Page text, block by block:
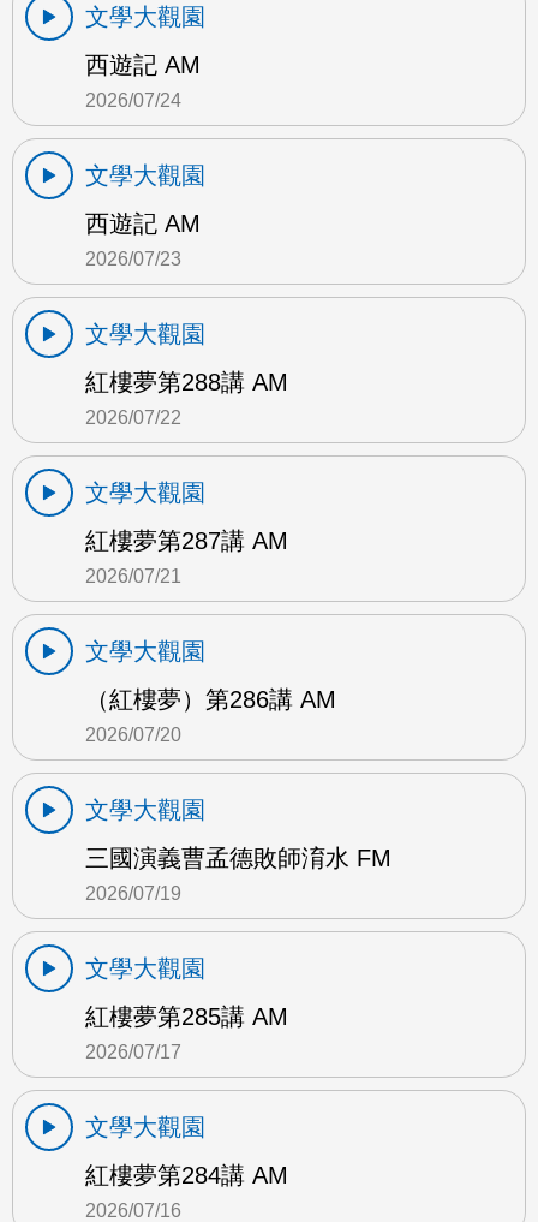
文學大觀園
西遊記 AM
2026/07/24
文學大觀園
西遊記 AM
2026/07/23
文學大觀園
紅樓夢第288講 AM
2026/07/22
文學大觀園
紅樓夢第287講 AM
2026/07/21
文學大觀園
（紅樓夢）第286講 AM
2026/07/20
文學大觀園
三國演義曹孟德敗師淯水 FM
2026/07/19
文學大觀園
紅樓夢第285講 AM
2026/07/17
文學大觀園
紅樓夢第284講 AM
2026/07/16